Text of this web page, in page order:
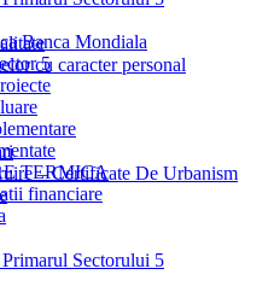
Banca Mondiala
5
TERMICA
financiare
cu caracter personal
– Certificate De Urbanism
Sectorului 5